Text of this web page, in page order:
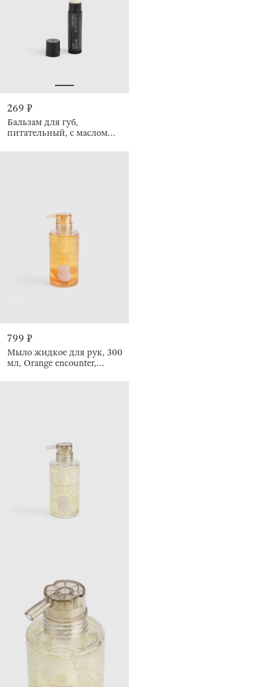
269 ₽
Бальзам для губ,
питательный, с маслом
Luxury
799 ₽
Мыло жидкое для рук, 300
мл, Orange encounter,